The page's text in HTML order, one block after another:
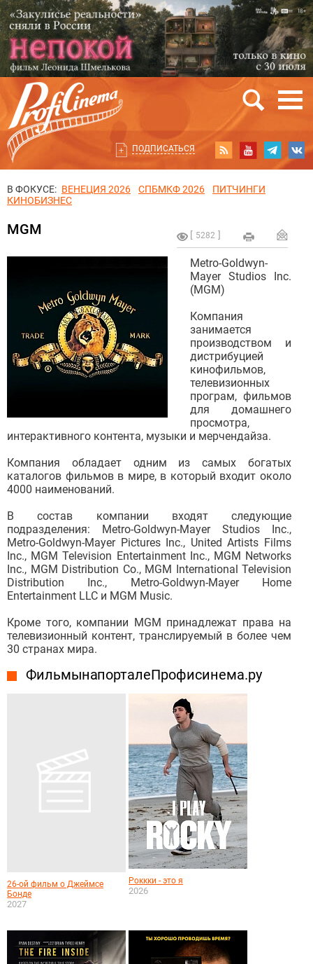
ПОДПИСАТЬСЯ
В ФОКУСЕ: ВЕНЕЦИЯ 2026 СПБМКФ 2026
ПИТЧИНГИ
КИНОБИЗНЕС
5282
MGM
Metro-Goldwyn-
Mayer Studios Inc.
(MGM)
Компания
занимается
производством и
дистрибуцией
кинофильмов,
телевизионных
програм, фильмов
для домашнего
просмотра,
интерактивного контента, музыки и мерчендайза.
Компания обладает одним из самых богатых
каталогов фильмов в мире, в который входит около
4000 наименований.
В состав компании входят следующие
подразделения: Metro-Goldwyn-Mayer Studios Inc.,
Metro-Goldwyn-Mayer Pictures Inc., United Artists Films
Inc., MGM Television Entertainment Inc., MGM Networks
Inc., MGM Distribution Co., MGM International Television
Distribution Inc., Metro-Goldwyn-Mayer Home
Entertainment LLC и MGM Music.
Кроме того, компании MGM принадлежат права на
телевизионный контент, транслируемый в более чем
30 странах мира.
Фильмы на портале Профисинема.ру
26-ой фильм о Джеймсе
Бонде
2027
Роккки - это я
2026